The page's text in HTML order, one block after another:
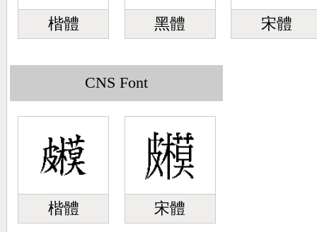
楷體 黑體 宋體
CNS Font
楷體 宋體